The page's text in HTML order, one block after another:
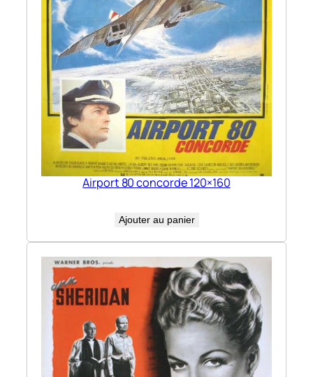
Airport 80 concorde 120×160
Ajouter au panier